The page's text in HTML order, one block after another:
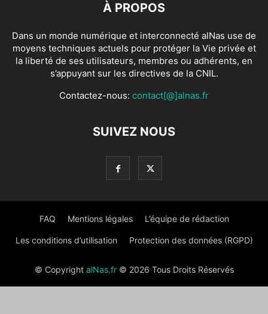
À PROPOS
Dans un monde numérique et interconnecté alNas use de
moyens techniques actuels pour protéger la Vie privée et
la liberté de ses utilisateurs, membres ou adhérents, en
s’appuyant sur les directives de la CNIL.
Contactez-nous: contact[@]alnas.fr
SUIVEZ NOUS
FAQ Mentions légales L’équipe de rédaction
Les conditions d’utilisation Protection des données (RGPD)
© Copyright alNas.fr© 2026 Tous Droits Réservés